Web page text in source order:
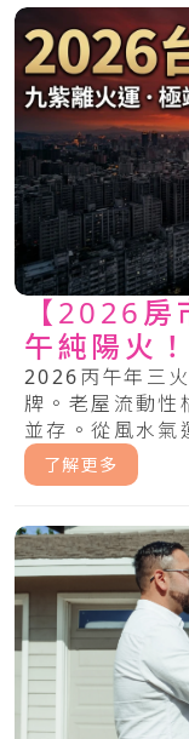
【2026
午純陽火
牌，中古
南
2026丙午年三
牌。老屋流動性
並存。從風水氣
運下，哪些房產
了解更多